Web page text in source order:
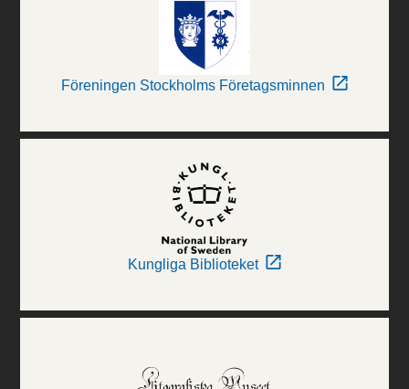
Föreningen Stockholms Företagsminnen
Kungliga Biblioteket